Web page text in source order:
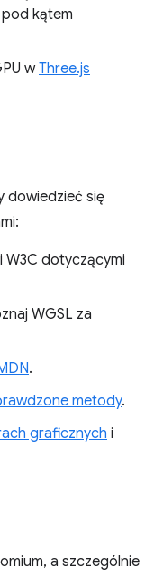
kątem
wThree.js
dowiedzieć się
W3C dotyczącymi
WGSL za
.
metody.
graficznych i
a szczególnie